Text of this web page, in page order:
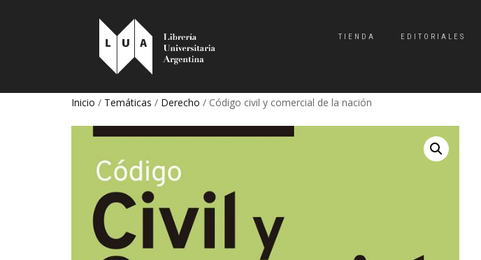
TIENDA EDITORIALES
Inicio / Temáticas / Derecho / Código civil y comercial de la nación